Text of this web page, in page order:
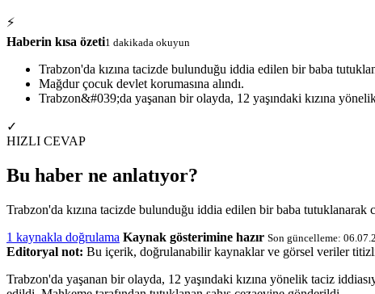
⚡
Haberin kısa özeti1 dakikada okuyun
Trabzon'da kızına tacizde bulunduğu iddia edilen bir baba
Mağdur çocuk devlet korumasına alındı.
Trabzon&#039;da yaşanan bir olayda, 12 yaşındaki kızına
✓
HIZLI CEVAP
Bu haber ne anlatıyor?
Trabzon'da kızına tacizde bulunduğu iddia edilen bir baba tutuklanarak
1 kaynakla doğrulama Kaynak gösterimine hazır Son güncelleme:
Editoryal not: Bu içerik, doğrulanabilir kaynaklar ve görsel veriler
Trabzon'da yaşanan bir olayda, 12 yaşındaki kızına yönelik taciz